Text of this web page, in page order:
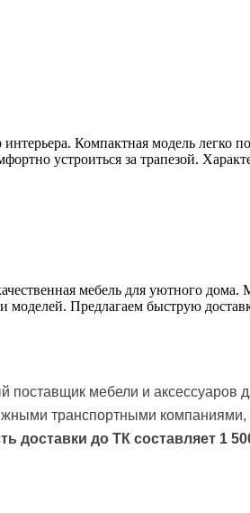
Компактная модель
устроиться за трапезой.
мебель для уютного
моделей. Предлагаем быструю
поставщик мебели и аксессуаров
транспортными компаниями,
доставки до ТК составляет 1